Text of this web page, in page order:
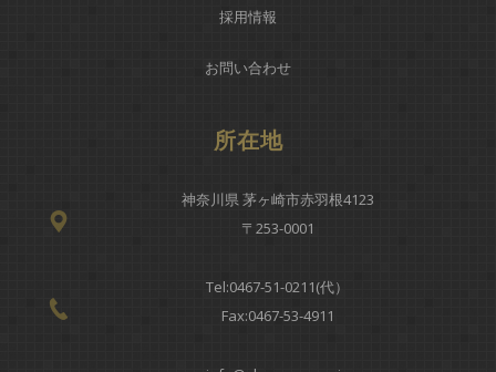
採用情報
お問い合わせ
所在地
神奈川県 茅ヶ崎市赤羽根4123
〒253-0001
Tel:0467-51-0211(代）
Fax:0467-53-4911